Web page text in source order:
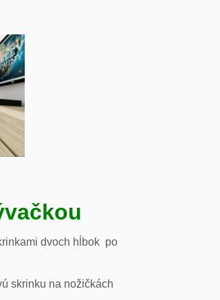
dvoch hĺbok po
skrinku na nožičkách